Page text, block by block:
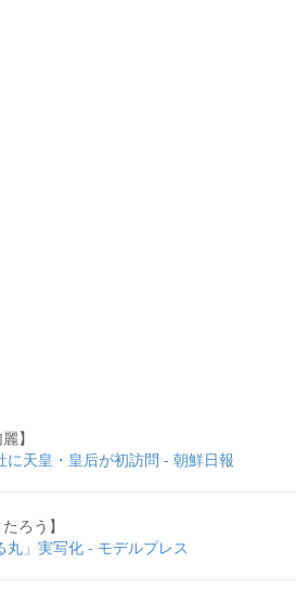
】
天皇・皇后が初訪問 - 朝鮮日報
ろう】
」実写化 - モデルプレス